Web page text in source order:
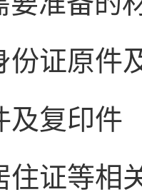
份证原件
及复印件
住证等相